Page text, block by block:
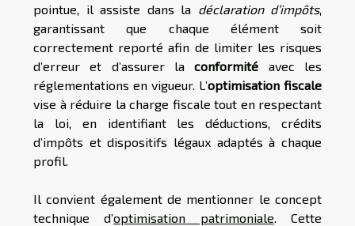
pointue, il assiste dans la déclaration d’impôts,
garantissant que chaque élément soit
correctement reporté afin de limiter les risques
d’erreur et d’assurer laconformité avec les
réglementations en vigueur. L’optimisation fiscale
vise à réduire la charge fiscale tout en respectant
la loi, en identifiant les déductions, crédits
d’impôts et dispositifs légaux adaptés à chaque
profil.
Il convient également de mentionner le concept
technique d’optimisation patrimoniale. Cette